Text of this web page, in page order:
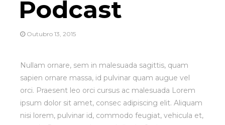
Podcast
Outubro 13, 2015
Nullam ornare, sem in malesuada sagittis, quam
sapien ornare massa, id pulvinar quam augue vel
orci. Praesent leo orci cursus ac malesuada Lorem
ipsum dolor sit amet, consec adipiscing elit. Aliquam
nisi lorem, pulvinar id, commodo feugiat, vehicula et,
necessários
para o
funcionamento
do site.